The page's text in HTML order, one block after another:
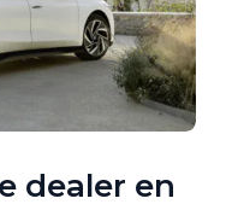
dealer en